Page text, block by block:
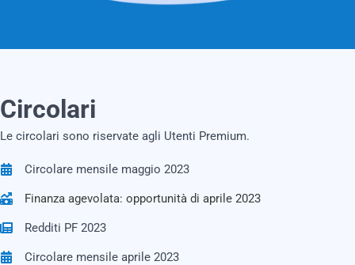
Circolari
Le circolari sono riservate agli Utenti Premium.
Circolare mensile maggio 2023
Finanza agevolata: opportunità di aprile 2023
Redditi PF 2023
Circolare mensile aprile 2023